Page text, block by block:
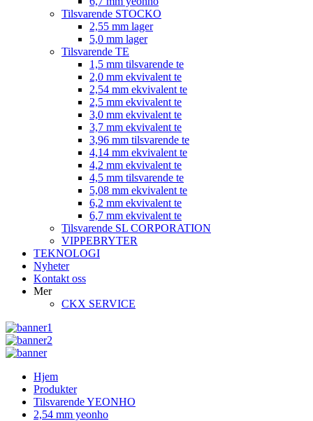
Tilsvarende STOCKO
2,55 mm lager
5,0 mm lager
Tilsvarende TE
1,5 mm tilsvarende te
2,0 mm ekvivalent te
2,54 mm ekvivalent te
2,5 mm ekvivalent te
3,0 mm ekvivalent te
3,7 mm ekvivalent te
3,96 mm tilsvarende te
4,14 mm ekvivalent te
4,2 mm ekvivalent te
4,5 mm tilsvarende te
5,08 mm ekvivalent te
6,2 mm ekvivalent te
6,7 mm ekvivalent te
Tilsvarende SL CORPORATION
VIPPEBRYTER
TEKNOLOGI
Nyheter
Kontakt oss
Mer
CKX SERVICE
Hjem
Produkter
Tilsvarende YEONHO
2,54 mm yeonho